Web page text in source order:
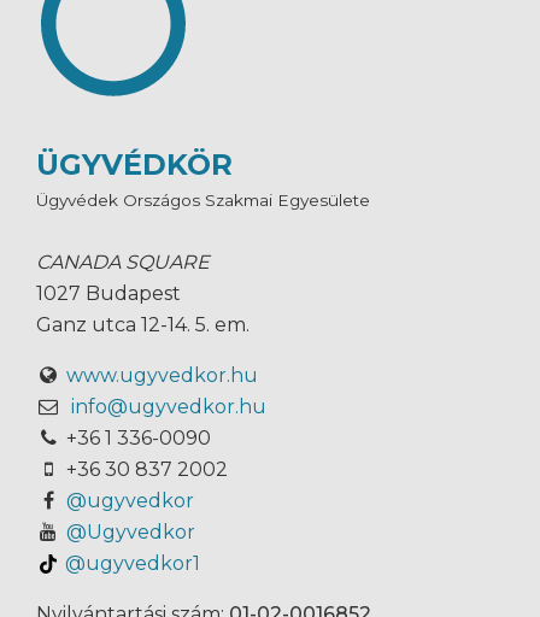
ÜGYVÉDKÖR
Ügyvédek Országos Szakmai Egyesülete
CANADA SQUARE
1027 Budapest
Ganz utca 12-14. 5. em.
www.ugyvedkor.hu
info@ugyvedkor.hu
+36 1 336-0090
+36 30 837 2002
@ugyvedkor
@Ugyvedkor
@ugyvedkor1